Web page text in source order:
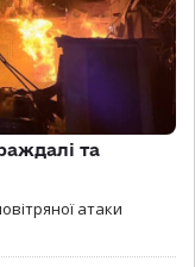
та
атаки